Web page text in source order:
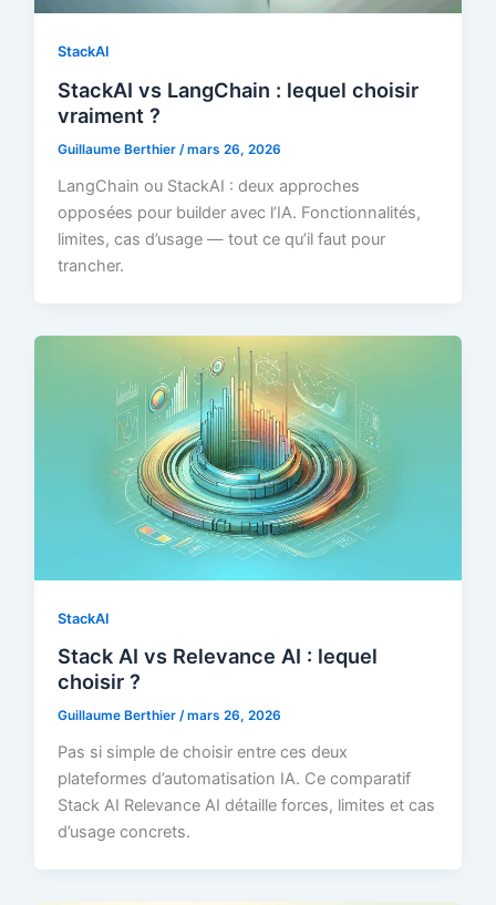
StackAI
StackAI vs LangChain : lequel choisir
vraiment ?
Guillaume Berthier /mars 26, 2026
LangChain ou StackAI : deux approches
opposées pour builder avec l’IA. Fonctionnalités,
limites, cas d’usage — tout ce qu’il faut pour
trancher.
StackAI
Stack AI vs Relevance AI : lequel
choisir ?
Guillaume Berthier/mars 26, 2026
Pas si simple de choisir entre ces deux
plateformes d’automatisation IA. Ce comparatif
Stack AI Relevance AI détaille forces, limites et cas
d’usage concrets.